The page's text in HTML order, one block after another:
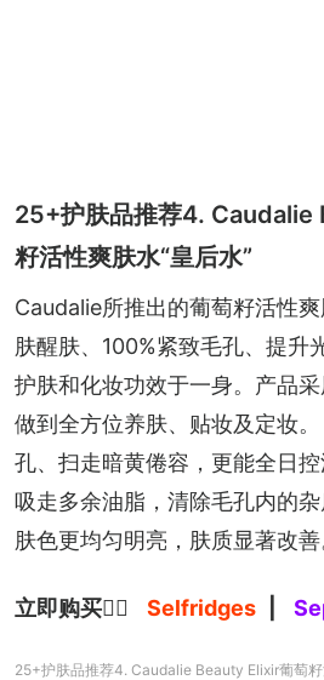
25+护肤品推荐4. Caudalie
籽活性爽肤水“皇后水”
Caudalie所推出的葡萄籽活性
肤醒肤、100%紧致毛孔、提升
护肤和化妆功效于一身。产品
做到全方位养肤、贴妆及定妆
孔、扫走暗黄倦容，更能全日
吸走多余油脂，清除毛孔内的
肤色更均匀明亮，肤质显著改善
立即购买👉🏻 Selfridges
25+护肤品推荐4. Caudalie Beauty Elixir葡萄籽